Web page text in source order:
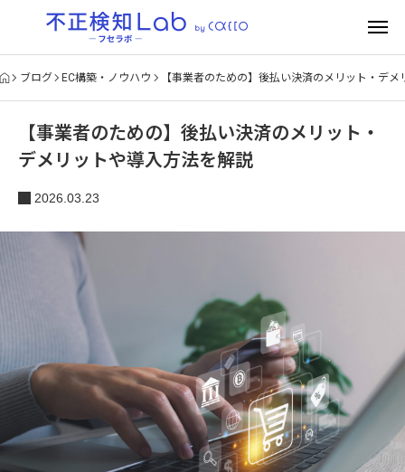
ブログ EC構築・ノウハウ 【事業者のための】後払い決済のメリット・デ
【事業者のための】後払い決済のメリット・
デメリットや導入方法を解説
2026.03.23